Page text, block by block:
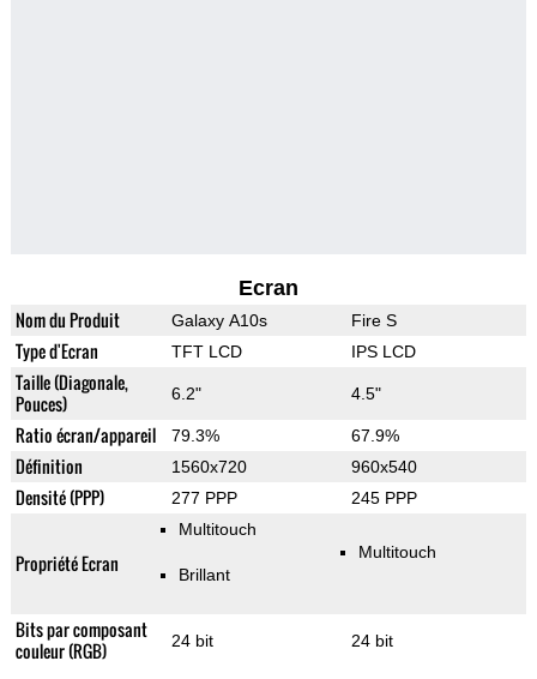
Ecran
Nom du Produit Galaxy A10s Fire S
Type d'Ecran TFT LCD IPS LCD
Taille (Diagonale,
Pouces)
6.2" 4.5"
Ratio écran/appareil 79.3% 67.9%
Définition 1560x720 960x540
Densité (PPP) 277 PPP 245 PPP
Propriété Ecran
Multitouch
Brillant
Multitouch
Bits par composant
couleur (RGB)
24 bit 24 bit